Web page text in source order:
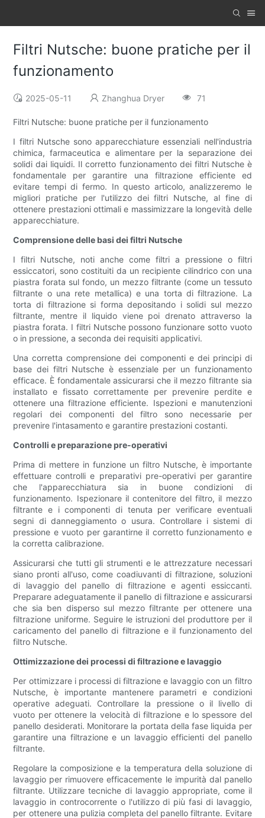
Filtri Nutsche: buone pratiche per il
funzionamento
2025-05-11 Zhanghua Dryer 71
Filtri Nutsche: buone pratiche per il funzionamento
I filtri Nutsche sono apparecchiature essenziali nell'industria
chimica, farmaceutica e alimentare per la separazione dei
solidi dai liquidi. Il corretto funzionamento dei filtri Nutsche è
fondamentale per garantire una filtrazione efficiente ed
evitare tempi di fermo. In questo articolo, analizzeremo le
migliori pratiche per l'utilizzo dei filtri Nutsche, al fine di
ottenere prestazioni ottimali e massimizzare la longevità delle
apparecchiature.
Comprensione delle basi dei filtri Nutsche
I filtri Nutsche, noti anche come filtri a pressione o filtri
essiccatori, sono costituiti da un recipiente cilindrico con una
piastra forata sul fondo, un mezzo filtrante (come un tessuto
filtrante o una rete metallica) e una torta di filtrazione. La
torta di filtrazione si forma depositando i solidi sul mezzo
filtrante, mentre il liquido viene poi drenato attraverso la
piastra forata. I filtri Nutsche possono funzionare sotto vuoto
o in pressione, a seconda dei requisiti applicativi.
Una corretta comprensione dei componenti e dei principi di
base dei filtri Nutsche è essenziale per un funzionamento
efficace. È fondamentale assicurarsi che il mezzo filtrante sia
installato e fissato correttamente per prevenire perdite e
ottenere una filtrazione efficiente. Ispezioni e manutenzioni
regolari dei componenti del filtro sono necessarie per
prevenire l'intasamento e garantire prestazioni costanti.
Controlli e preparazione pre-operativi
Prima di mettere in funzione un filtro Nutsche, è importante
effettuare controlli e preparativi pre-operativi per garantire
che l'apparecchiatura sia in buone condizioni di
funzionamento. Ispezionare il contenitore del filtro, il mezzo
filtrante e i componenti di tenuta per verificare eventuali
segni di danneggiamento o usura. Controllare i sistemi di
pressione e vuoto per garantirne il corretto funzionamento e
la corretta calibrazione.
Assicurarsi che tutti gli strumenti e le attrezzature necessari
siano pronti all'uso, come coadiuvanti di filtrazione, soluzioni
di lavaggio del panello di filtrazione e agenti essiccanti.
Preparare adeguatamente il panello di filtrazione e assicurarsi
che sia ben disperso sul mezzo filtrante per ottenere una
filtrazione uniforme. Seguire le istruzioni del produttore per il
caricamento del panello di filtrazione e il funzionamento del
filtro Nutsche.
Ottimizzazione dei processi di filtrazione e lavaggio
Per ottimizzare i processi di filtrazione e lavaggio con un filtro
Nutsche, è importante mantenere parametri e condizioni
operative adeguati. Controllare la pressione o il livello di
vuoto per ottenere la velocità di filtrazione e lo spessore del
panello desiderati. Monitorare la portata della fase liquida per
garantire una filtrazione e un lavaggio efficienti del panello
filtrante.
Regolare la composizione e la temperatura della soluzione di
lavaggio per rimuovere efficacemente le impurità dal panello
filtrante. Utilizzare tecniche di lavaggio appropriate, come il
lavaggio in controcorrente o l'utilizzo di più fasi di lavaggio,
per ottenere una pulizia completa del panello filtrante. Evitare